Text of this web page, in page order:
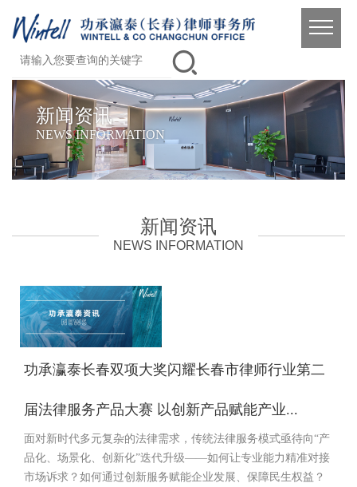
新闻资讯
NEWS INFORMATION
新闻资讯
NEWS INFORMATION
功承瀛泰长春双项大奖闪耀长春市律师行业第二
届法律服务产品大赛 以创新产品赋能产业...
面对新时代多元复杂的法律需求，传统法律服务模式亟待向“产
品化、场景化、创新化”迭代升级——如何让专业能力精准对接
市场诉求？如何通过创新服务赋能企业发展、保障民生权益？